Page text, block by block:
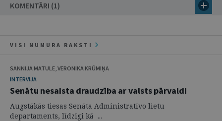
KOMENTĀRI (1)
VISI NUMURA RAKSTI
SANNIJA MATULE, VERONIKA KRŪMIŅA
INTERVIJA
Senātu nesaista draudzība ar valsts pārvaldi
Augstākās tiesas Senāta Administratīvo lietu
departaments, līdzīgi kā ...